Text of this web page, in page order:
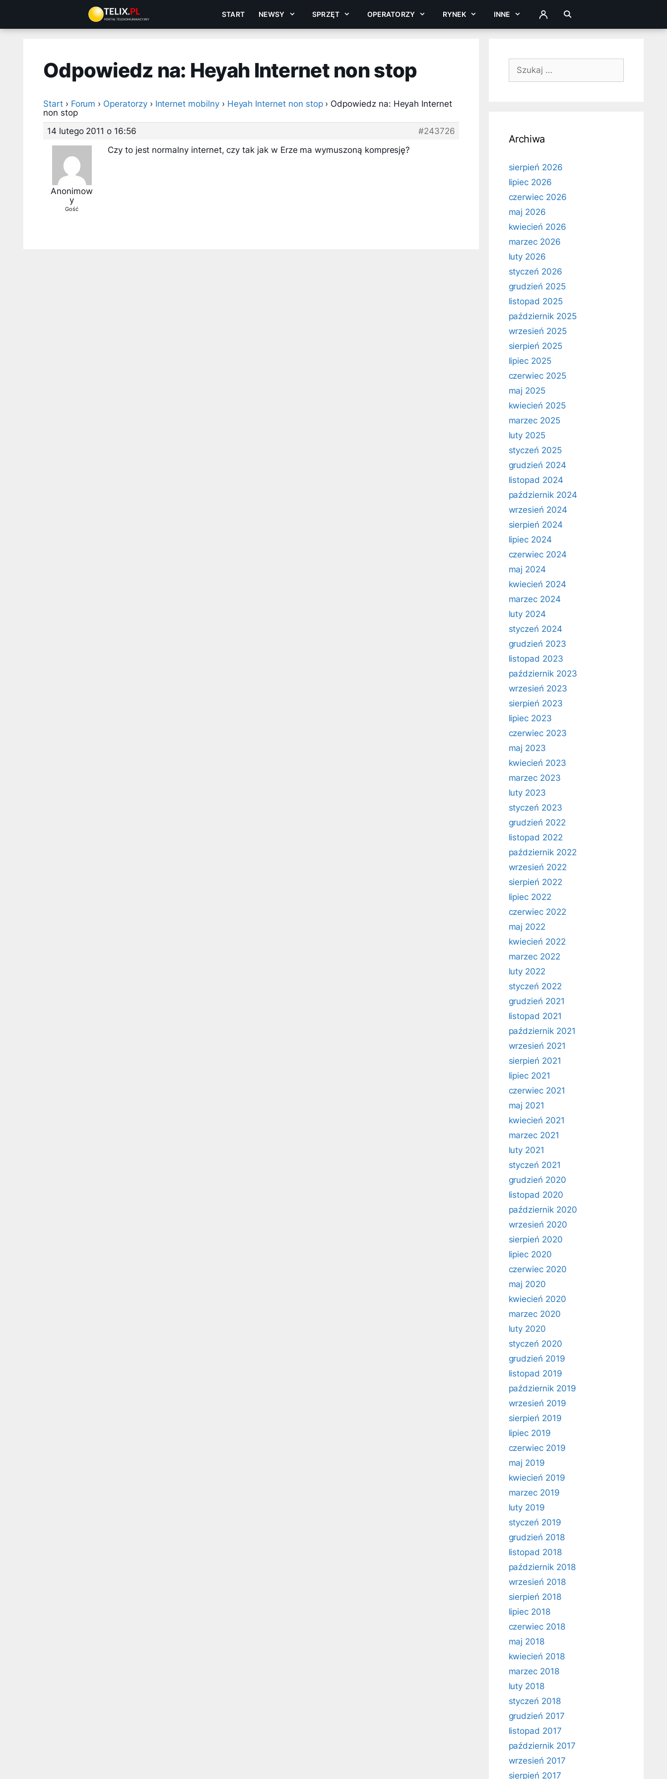
treści
START NEWSY SPRZĘT OPERATORZY RYNEK INNE ZALOGUJ
Odpowiedz na: Heyah Internet non stop
Start › Forum › Operatorzy › Internet mobilny › Heyah Internet non stop › Odpowiedz na: Heyah Internet
non stop
14 lutego 2011 o 16:56
#243726
Anonimow
y
Gość
Czy to jest normalny internet, czy tak jak w Erze ma wymuszoną kompresję?
Szukaj:
Archiwa
sierpień 2026
lipiec 2026
czerwiec 2026
maj 2026
kwiecień 2026
marzec 2026
luty 2026
styczeń 2026
grudzień 2025
listopad 2025
październik 2025
wrzesień 2025
sierpień 2025
lipiec 2025
czerwiec 2025
maj 2025
kwiecień 2025
marzec 2025
luty 2025
styczeń 2025
grudzień 2024
listopad 2024
październik 2024
wrzesień 2024
sierpień 2024
lipiec 2024
czerwiec 2024
maj 2024
kwiecień 2024
marzec 2024
luty 2024
styczeń 2024
grudzień 2023
listopad 2023
październik 2023
wrzesień 2023
sierpień 2023
lipiec 2023
czerwiec 2023
maj 2023
kwiecień 2023
marzec 2023
luty 2023
styczeń 2023
grudzień 2022
listopad 2022
październik 2022
wrzesień 2022
sierpień 2022
lipiec 2022
czerwiec 2022
maj 2022
kwiecień 2022
marzec 2022
luty 2022
styczeń 2022
grudzień 2021
listopad 2021
październik 2021
wrzesień 2021
sierpień 2021
lipiec 2021
czerwiec 2021
maj 2021
kwiecień 2021
marzec 2021
luty 2021
styczeń 2021
grudzień 2020
listopad 2020
październik 2020
wrzesień 2020
sierpień 2020
lipiec 2020
czerwiec 2020
maj 2020
kwiecień 2020
marzec 2020
luty 2020
styczeń 2020
grudzień 2019
listopad 2019
październik 2019
wrzesień 2019
sierpień 2019
lipiec 2019
czerwiec 2019
maj 2019
kwiecień 2019
marzec 2019
luty 2019
styczeń 2019
grudzień 2018
listopad 2018
październik 2018
wrzesień 2018
sierpień 2018
lipiec 2018
czerwiec 2018
maj 2018
kwiecień 2018
marzec 2018
luty 2018
styczeń 2018
grudzień 2017
listopad 2017
październik 2017
wrzesień 2017
sierpień 2017